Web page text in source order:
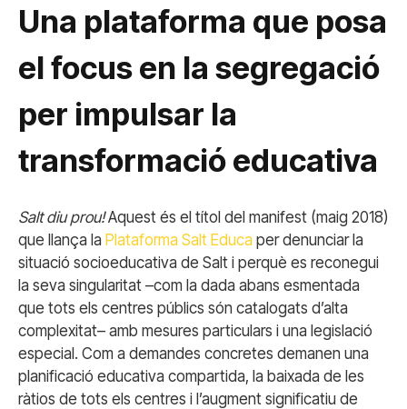
Una plataforma que posa
el focus en la segregació
per impulsar la
transformació educativa
Salt diu prou!Aquest és el títol del manifest (maig 2018)
que llança la Plataforma Salt Educa per denunciar la
situació socioeducativa de Salt i perquè es reconegui
la seva singularitat –com la dada abans esmentada
que tots els centres públics són catalogats d’alta
complexitat– amb mesures particulars i una legislació
especial. Com a demandes concretes demanen una
planificació educativa compartida, la baixada de les
ràtios de tots els centres i l’augment significatiu de